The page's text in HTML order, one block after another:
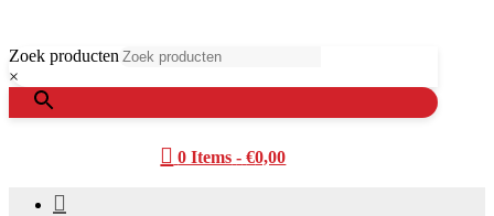
Zoek producten
×
 0 Items - €0,00
